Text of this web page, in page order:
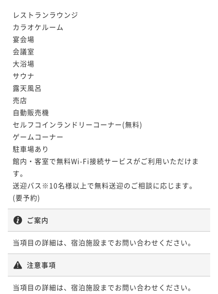
レストランラウンジ
カラオケルーム
宴会場
会議室
大浴場
サウナ
露天風呂
売店
自動販売機
セルフコインランドリーコーナー(無料)
ゲームコーナー
駐車場あり
館内・客室で無料Wi-Fi接続サービスがご利用いただけま
す。
送迎バス※10名様以上で無料送迎のご相談に応じます。
(要予約)
ご案内
当項目の詳細は、宿泊施設までお問い合わせください。
注意事項
当項目の詳細は、宿泊施設までお問い合わせください。